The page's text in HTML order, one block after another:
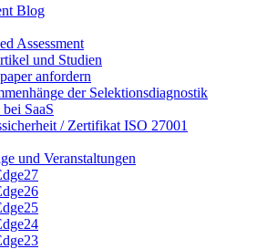
Blog
Assessment
und Studien
anfordern
der Selektionsdiagnostik
SaaS
/ Zertifikat ISO 27001
und Veranstaltungen